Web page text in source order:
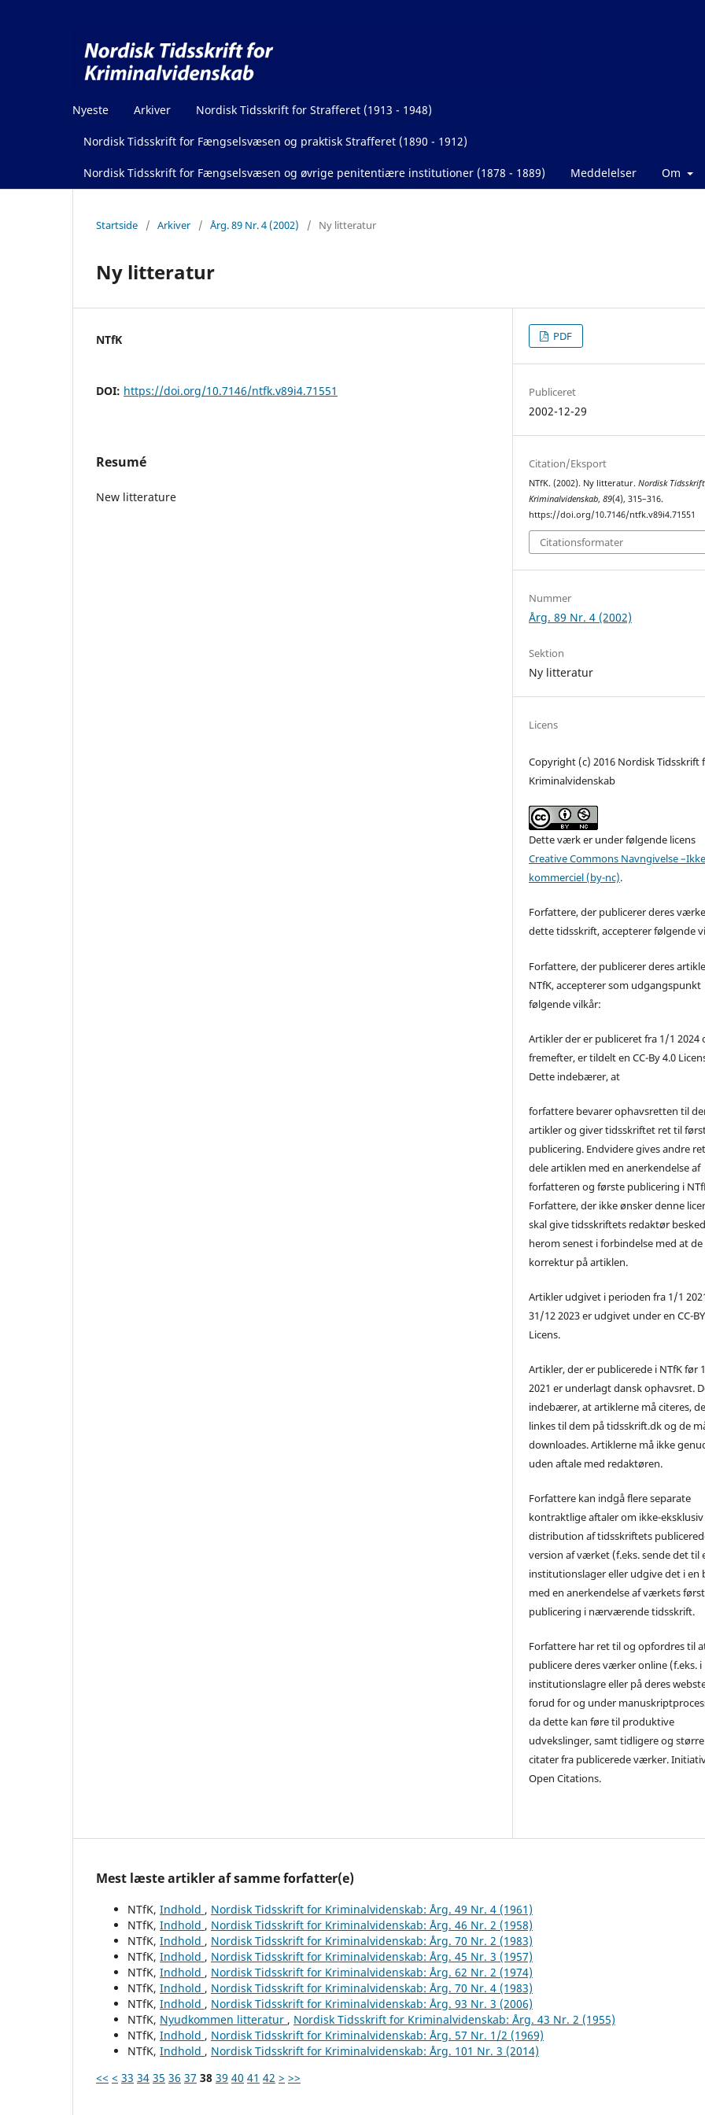
Nyeste Arkiver Nordisk Tidsskrift for Strafferet (1913 - 1948)
Nordisk Tidsskrift for Fængselsvæsen og praktisk Strafferet (1890 - 1912)
Nordisk Tidsskrift for Fængselsvæsen og øvrige penitentiære institutioner (1878 - 1889) Meddelelser Om
Startside / Arkiver / Årg. 89 Nr. 4 (2002) / Ny litteratur
Ny litteratur
NTfK
DOI: https://doi.org/10.7146/ntfk.v89i4.71551
Resumé
New litterature
PDF
Publiceret
2002-12-29
Citation/Eksport
NTfK. (2002). Ny litteratur.Nordisk
Kriminalvidenskab,89(4), 315–316.
https://doi.org/10.7146/ntfk.v89i4.71551
Citationsformater
Nummer
Årg. 89 Nr. 4 (2002)
Sektion
Ny litteratur
Licens
Copyright (c) 2016 Nordisk Tidsskrift
Kriminalvidenskab
Dette værk er under følgende licens
Creative Commons Navngivelse
kommerciel (by-nc).
Forfattere, der publicerer deres
dette tidsskrift, accepterer følgende
Forfattere, der publicerer deres
NTfK, accepterer som udgangspunkt
følgende vilkår:
Artikler der er publiceret fra 1/1 2024
fremefter, er tildelt en CC-By 4.0
Dette indebærer, at
forfattere bevarer ophavsretten til
artikler og giver tidsskriftet ret til
publicering. Endvidere gives andre
dele artiklen med en anerkendelse af
forfatteren og første publicering i
Forfattere, der ikke ønsker denne
skal give tidsskriftets redaktør besked
herom senest i forbindelse med at
korrektur på artiklen.
Artikler udgivet i perioden fra 1/1
31/12 2023 er udgivet under en CC-
Licens.
Artikler, der er publicerede i NTfK før
2021 er underlagt dansk ophavsret.
indebærer, at artiklerne må citeres,
linkes til dem på tidsskrift.dk og de
downloades. Artiklerne må ikke
uden aftale med redaktøren.
Forfattere kan indgå flere separate
kontraktlige aftaler om ikke-eksklusiv
distribution af tidsskriftets
version af værket (f.eks. sende det til
institutionslager eller udgive det i en
med en anerkendelse af værkets
publicering i nærværende tidsskrift.
Forfattere har ret til og opfordres til
publicere deres værker online (f.eks. i
institutionslagre eller på deres
forud for og under
da dette kan føre til produktive
udvekslinger, samt tidligere og større
citater fra publicerede værker.
Open Citations.
Mest læste artikler af samme forfatter(e)
NTfK, Indhold , Nordisk Tidsskrift for Kriminalvidenskab: Årg. 49 Nr. 4 (1961)
NTfK, Indhold , Nordisk Tidsskrift for Kriminalvidenskab: Årg. 46 Nr. 2 (1958)
NTfK, Indhold , Nordisk Tidsskrift for Kriminalvidenskab: Årg. 70 Nr. 2 (1983)
NTfK, Indhold , Nordisk Tidsskrift for Kriminalvidenskab: Årg. 45 Nr. 3 (1957)
NTfK, Indhold , Nordisk Tidsskrift for Kriminalvidenskab: Årg. 62 Nr. 2 (1974)
NTfK, Indhold , Nordisk Tidsskrift for Kriminalvidenskab: Årg. 70 Nr. 4 (1983)
NTfK, Indhold , Nordisk Tidsskrift for Kriminalvidenskab: Årg. 93 Nr. 3 (2006)
NTfK, Nyudkommen litteratur , Nordisk Tidsskrift for Kriminalvidenskab: Årg. 43 Nr. 2 (1955)
NTfK, Indhold , Nordisk Tidsskrift for Kriminalvidenskab: Årg. 57 Nr. 1/2 (1969)
NTfK, Indhold , Nordisk Tidsskrift for Kriminalvidenskab: Årg. 101 Nr. 3 (2014)
<< < 33 34 35 36 37 38 39 40 41 42 > >>